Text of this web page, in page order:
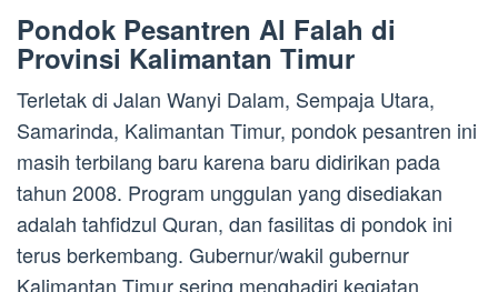
Pondok Pesantren Al Falah di
Provinsi Kalimantan Timur
Terletak di Jalan Wanyi Dalam, Sempaja Utara,
Samarinda, Kalimantan Timur, pondok pesantren ini
masih terbilang baru karena baru didirikan pada
tahun 2008. Program unggulan yang disediakan
adalah tahfidzul Quran, dan fasilitas di pondok ini
terus berkembang. Gubernur/wakil gubernur
Kalimantan Timur sering menghadiri kegiatan